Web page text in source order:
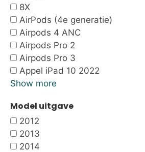
8X
AirPods (4e generatie)
Airpods 4 ANC
Airpods Pro 2
Airpods Pro 3
Appel iPad 10 2022
Show more
Model uitgave
2012
2013
2014